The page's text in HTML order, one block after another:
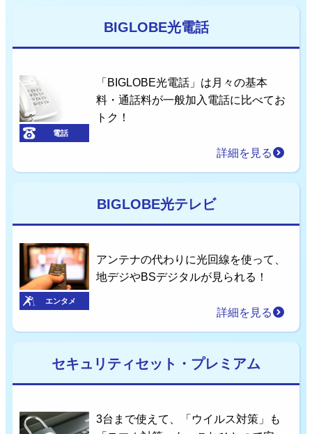
電話
BIGLOBE光電話
「BIGLOBE光電話」は月々の基本
料・通話料が一般加入電話に比べてお
トク！
詳細を見る
エンタメ
BIGLOBE光テレビ
アンテナの代わりに光回線を使って、
地デジやBSデジタルが見られる！
詳細を見る
セキュリティセット・プレミアム
3台まで使えて、「ウイルス対策」も